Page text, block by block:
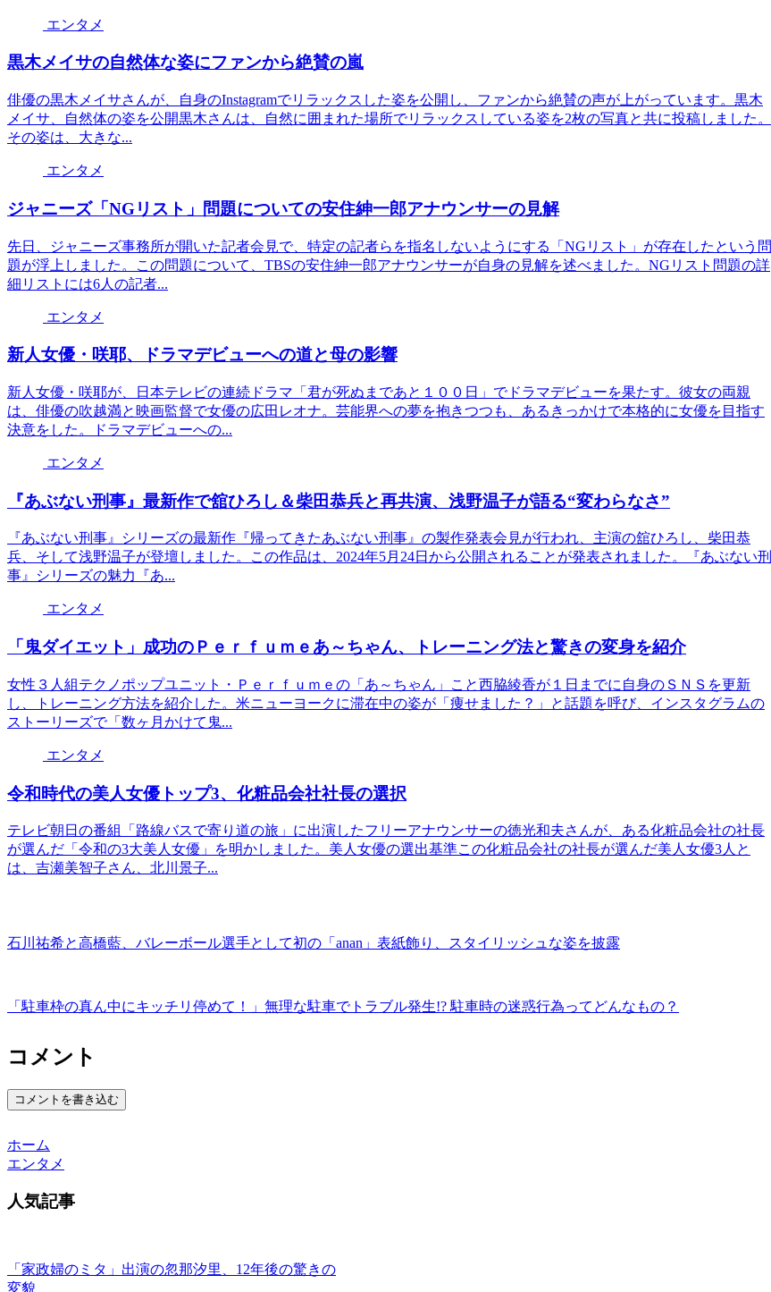
エンタメ
黒木メイサの自然体な姿にファンから絶賛の嵐
俳優の黒木メイサさんが、自身のInstagramでリラックスした姿を公開し、ファンから絶賛の声が上がっています。黒木
メイサ、自然体の姿を公開黒木さんは、自然に囲まれた場所でリラックスしている姿を2枚の写真と共に投稿しました。
その姿は、大きな...
エンタメ
ジャニーズ「NGリスト」問題についての安住紳一郎アナウンサーの見解
先日、ジャニーズ事務所が開いた記者会見で、特定の記者らを指名しないようにする「NGリスト」が存在したという問
題が浮上しました。この問題について、TBSの安住紳一郎アナウンサーが自身の見解を述べました。NGリスト問題の詳
細リストには6人の記者...
エンタメ
新人女優・咲耶、ドラマデビューへの道と母の影響
新人女優・咲耶が、日本テレビの連続ドラマ「君が死ぬまであと１００日」でドラマデビューを果たす。彼女の両親
は、俳優の吹越満と映画監督で女優の広田レオナ。芸能界への夢を抱きつつも、あるきっかけで本格的に女優を目指す
決意をした。ドラマデビューへの...
エンタメ
『あぶない刑事』最新作で舘ひろし＆柴田恭兵と再共演、浅野温子が語る“変わらなさ”
『あぶない刑事』シリーズの最新作『帰ってきたあぶない刑事』の製作発表会見が行われ、主演の舘ひろし、柴田恭
兵、そして浅野温子が登壇しました。この作品は、2024年5月24日から公開されることが発表されました。『あぶない刑
事』シリーズの魅力『あ...
エンタメ
「鬼ダイエット」成功のＰｅｒｆｕｍｅあ～ちゃん、トレーニング法と驚きの変身を紹介
女性３人組テクノポップユニット・Ｐｅｒｆｕｍｅの「あ～ちゃん」こと西脇綾香が１日までに自身のＳＮＳを更新
し、トレーニング方法を紹介した。米ニューヨークに滞在中の姿が「痩せました？」と話題を呼び、インスタグラムの
ストーリーズで「数ヶ月かけて鬼...
エンタメ
令和時代の美人女優トップ3、化粧品会社社長の選択
テレビ朝日の番組「路線バスで寄り道の旅」に出演したフリーアナウンサーの徳光和夫さんが、ある化粧品会社の社長
が選んだ「令和の3大美人女優」を明かしました。美人女優の選出基準この化粧品会社の社長が選んだ美人女優3人と
は、吉瀬美智子さん、北川景子...
石川祐希と高橋藍、バレーボール選手として初の「anan」表紙飾り、スタイリッシュな姿を披露
「駐車枠の真ん中にキッチリ停めて！」無理な駐車でトラブル発生!? 駐車時の迷惑行為ってどんなもの？
コメント
コメントを書き込む
ホーム
エンタメ
人気記事
「家政婦のミタ」出演の忽那汐里、12年後の驚きの
変貌